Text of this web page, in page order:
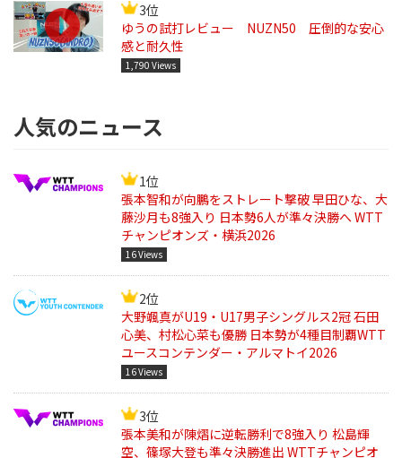
3位
ゆうの試打レビュー NUZN50 圧倒的な安心
感と耐久性
1,790 Views
人気のニュース
1位
張本智和が向鵬をストレート撃破 早田ひな、大
藤沙月も8強入り 日本勢6人が準々決勝へ WTT
チャンピオンズ・横浜2026
16 Views
2位
大野颯真がU19・U17男子シングルス2冠 石田
心美、村松心菜も優勝 日本勢が4種目制覇WTT
ユースコンテンダー・アルマトイ2026
16 Views
3位
張本美和が陳熠に逆転勝利で8強入り 松島輝
空、篠塚大登も準々決勝進出 WTTチャンピオ